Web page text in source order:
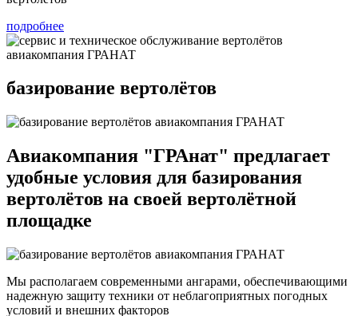
подробнее
базирование вертолётов
Авиакомпания "ГРАнат" предлагает
удобные условия для базирования
вертолётов на своей вертолётной
площадке
Мы располагаем современными ангарами, обеспечивающими
надежную защиту техники от неблагоприятных погодных
условий и внешних факторов